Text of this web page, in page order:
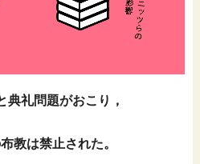
典礼問題がおこり，
教は禁止された。